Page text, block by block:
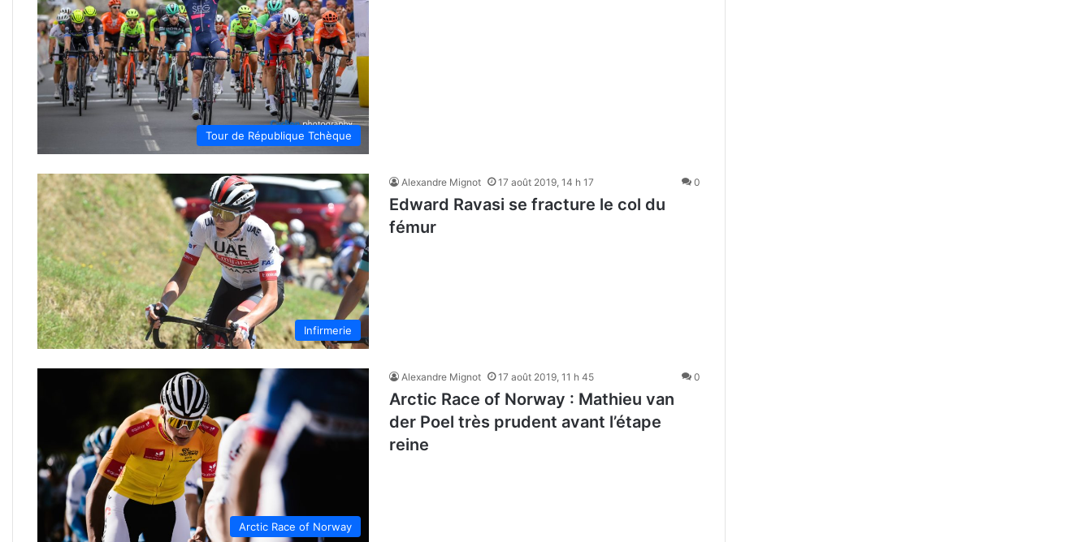
Tour de République Tchèque
Infirmerie
Alexandre Mignot 17 août 2019, 14 h 17 0
Edward Ravasi se fracture le col du
fémur
Arctic Race of Norway
Alexandre Mignot 17 août 2019, 11 h 45 0
Arctic Race of Norway : Mathieu van
der Poel très prudent avant l’étape
reine